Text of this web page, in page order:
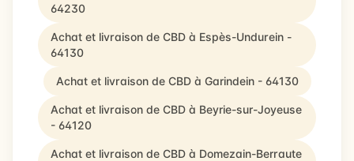
64230
Achat et livraison de CBD à Espès-Undurein -
64130
Achat et livraison de CBD à Garindein - 64130
Achat et livraison de CBD à Beyrie-sur-Joyeuse
- 64120
Achat et livraison de CBD à Domezain-Berraute